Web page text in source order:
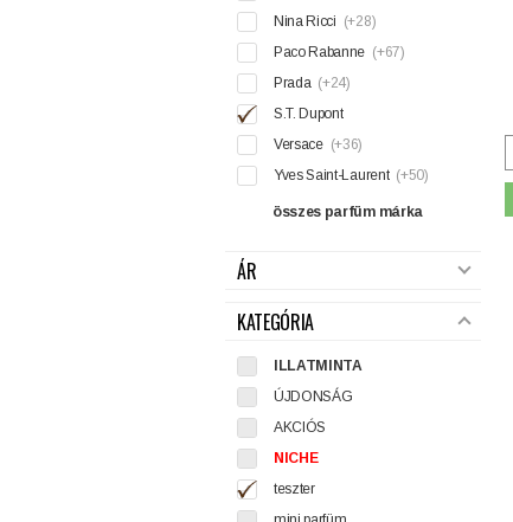
Nina Ricci (+28)
Paco Rabanne (+67)
Prada (+24)
S.T. Dupont
Versace (+36)
Yves Saint-Laurent (+50)
összes parfüm márka
ÁR
KATEGÓRIA
ILLATMINTA
ÚJDONSÁG
AKCIÓS
NICHE
teszter